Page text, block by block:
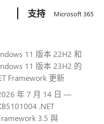
支持 Microsoft 365
11 版本 22H2 和
11 版本 23H2 的
Framework 更新
年 7 月 14 日 —
.NET
3.5 與